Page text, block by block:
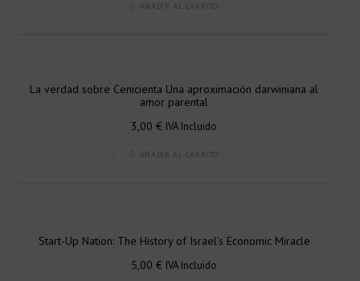
AÑADIR AL CARRITO
La verdad sobre Cenicienta Una aproximación darwiniana al
amor parental
3,00 € IVA Incluido
AÑADIR AL CARRITO
Start-Up Nation: The History of Israel’s Economic Miracle
5,00 € IVA Incluido